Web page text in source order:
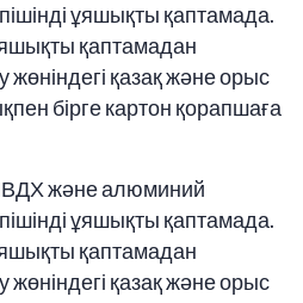
ұяшықты қаптамада.
қаптамадан
қазақ және орыс
бірге картон қорапшаға
және алюминий
ұяшықты қаптамада.
қаптамадан
қазақ және орыс